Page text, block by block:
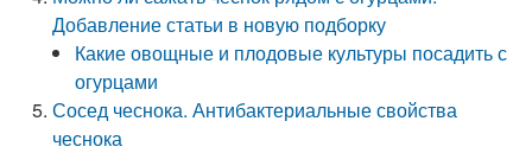
Добавление статьи в новую подборку
Какие овощные и плодовые культуры посадить с
огурцами
Сосед чеснока. Антибактериальные свойства
чеснока